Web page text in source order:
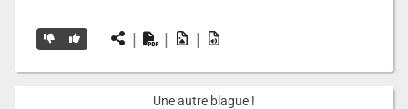
| | |
Une autre blague !